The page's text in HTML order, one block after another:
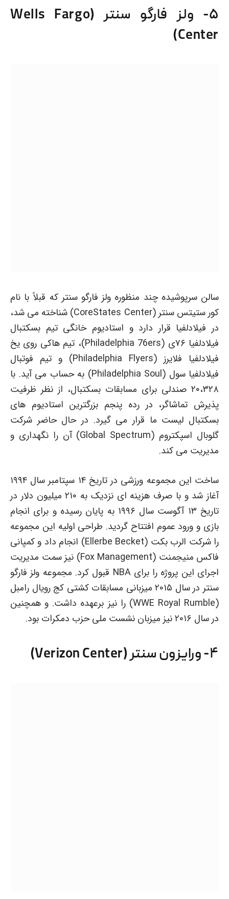
۵- ولز فارگو سنتر (Wells Fargo
Center)
سالن سرپوشیده چند منظوره ولز فارگو سنتر که قبلاً با نام
کور ستیتس سنتر (CoreStates Center) شناخته می شد،
در فیلادلفیا قرار دارد و استادیوم خانگی تیم بسکتبال
فیلادلفیا ۷۶ی (Philadelphia 76ers)، تیم هاکی روی یخ
فیلادلفیا فلایرز (Philadelphia Flyers) و تیم فوتبال
فیلادلفیا سول (Philadelphia Soul) به حساب می آید. با
۲۰،۳۲۸ صندلی برای مسابقات بسکتبال، از نظر ظرفیت
پذیرش تماشاگر، در رده پنجم بزرگترین استادیوم های
بسکتبال لیست ما قرار می گیرد. در حال حاضر شرکت
گلوبال اسپکتروم (Global Spectrum) آن را نگهداری و
مدیریت می کند.
ساخت این مجموعه ورزشی در تاریخ ۱۴ سپتامبر سال ۱۹۹۴
آغاز شد و با صرف هزینه ای نزدیک به ۲۱۰ میلیون دلار در
تاریخ ۱۳ آگوست سال ۱۹۹۶ به پایان رسیده و برای انجام
بازی و ورود عموم افتتاح گردید. طراحی اولیه این مجموعه
را شرکت الرب بکت (Ellerbe Becket) انجام داد و کمپانی
فاکس منیجمنت (Fox Management) نیز سمت مدیریت
اجرای این پروژه را برای NBA قبول کرد. مجموعه ولز فارگو
سنتر در سال ۲۰۱۵ میزبانی مسابقات کشتی کج رویال رامبل
(WWE Royal Rumble) را نیز برعهده داشت. و همچنین
در سال ۲۰۱۶ نیز میزبان نشست ملی حزب دمکرات بود.
۴- ورایزون سنتر (Verizon Center)